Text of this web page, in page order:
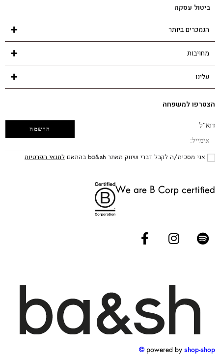
ביטול עסקה
הנמכרים ביותר
מחויבות
עלינו
הצטרפו למשפחה
דוא"ל
אני מסכימ/ה לקבל דברי שיווק מאתר ba&sh בהתאם לתנאי הפרטיות
We are B Corp certified
powered by shop-shop ©️